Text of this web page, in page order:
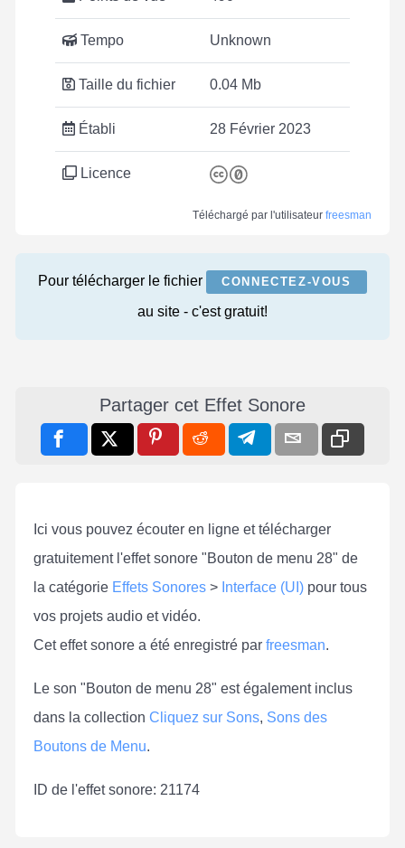
Tempo Unknown
Taille du fichier 0.04 Mb
Établi 28 Février 2023
Licence
Téléchargé par l'utilisateur freesman
Pour télécharger le fichier CONNECTEZ-VOUS
au site - c'est gratuit!
Partager cet Effet Sonore
Ici vous pouvez écouter en ligne et télécharger
gratuitement l'effet sonore "Bouton de menu 28" de
la catégorie Effets Sonores > Interface (UI) pour tous
vos projets audio et vidéo.
Cet effet sonore a été enregistré par freesman.
Le son "Bouton de menu 28" est également inclus
dans la collection Cliquez sur Sons, Sons des
Boutons de Menu.
ID de l'effet sonore: 21174